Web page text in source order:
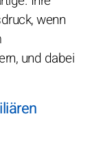
wenn
und dabei